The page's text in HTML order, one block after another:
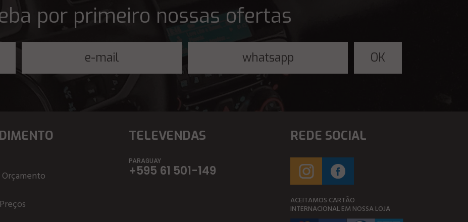
por primeiro nossas ofertas
TELEVENDAS
PARAGUAY
+595 61 501-149
REDE SOCIAL
ACEITAMOS CARTÃO
INTERNACIONAL EM NOSSA LOJA